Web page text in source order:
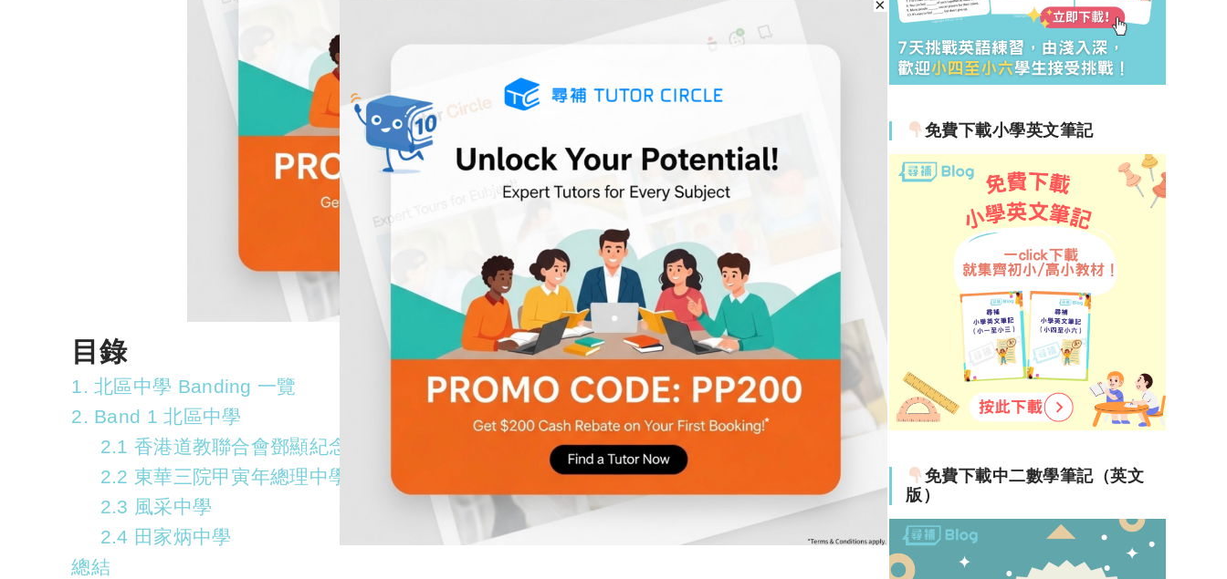
目錄
1. 北區中學 Banding 一覽
2. Band 1 北區中學
2.1 香港道教聯合會鄧顯紀念中學
2.2 東華三院甲寅年總理中學
2.3 風采中學
2.4 田家炳中學
總結
免費下載小學英文筆記
免費下載中二數學筆記（英文
版）